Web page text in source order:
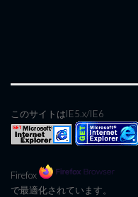
このサイトはIE5.x/IE6
Firefox
で最適化されています。